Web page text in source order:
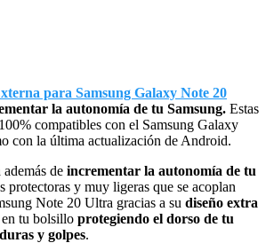
para Samsung Galaxy Note 20
la autonomía de tu Samsung. Estas
compatibles con el Samsung Galaxy
con la última actualización de Android.
de incrementar la autonomía de tu
protectoras y muy ligeras que se acoplan
Note 20 Ultra gracias a su diseño extra
tu bolsillo protegiendo el dorso de tu
y golpes.